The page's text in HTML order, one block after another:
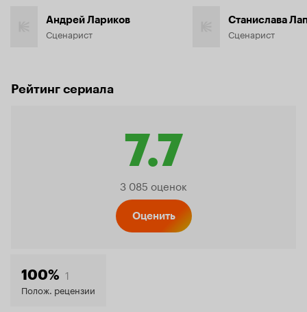
Андрей Лариков
Сценарист
Станислава
Сценарист
Рейтинг сериала
7.7
Рейтинг
3 085 оценок
Оценить
100% 1
Полож. рецензии